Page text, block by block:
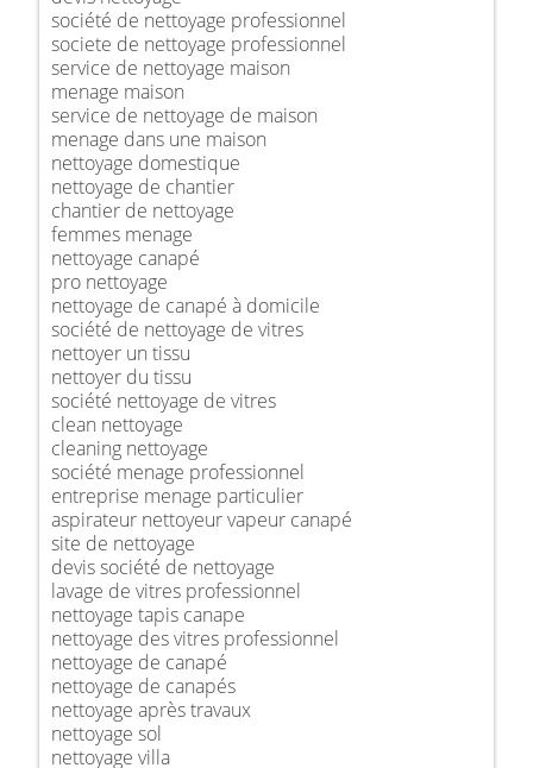
société de nettoyage professionnel
societe de nettoyage professionnel
service de nettoyage maison
menage maison
service de nettoyage de maison
menage dans une maison
nettoyage domestique
nettoyage de chantier
chantier de nettoyage
femmes menage
nettoyage canapé
pro nettoyage
nettoyage de canapé à domicile
société de nettoyage de vitres
nettoyer un tissu
nettoyer du tissu
société nettoyage de vitres
clean nettoyage
cleaning nettoyage
société menage professionnel
entreprise menage particulier
aspirateur nettoyeur vapeur canapé
site de nettoyage
devis société de nettoyage
lavage de vitres professionnel
nettoyage tapis canape
nettoyage des vitres professionnel
nettoyage de canapé
nettoyage de canapés
nettoyage après travaux
nettoyage sol
nettoyage villa